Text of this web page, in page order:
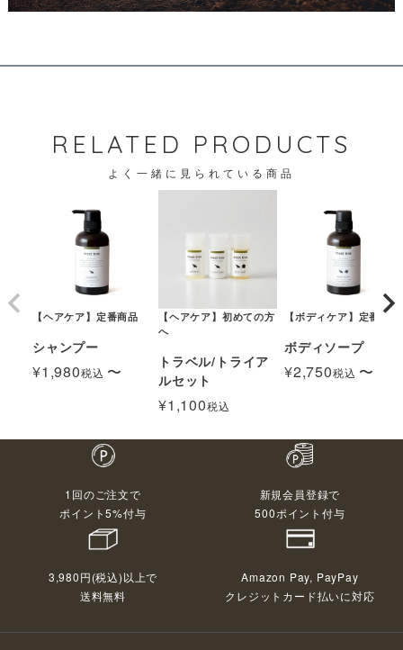
RELATED PRODUCTS
よく一緒に見られている商品
【ヘアケア】定番商品
シャンプー
¥1,980税込 〜
【ヘアケア】初めての方
へ
トラベル/トライア
ルセット
¥1,100税込
【ボディケア】定番商品
ボディソープ
¥2,750税込 〜
1回のご注文で
ポイント5%付与
新規会員登録で
500ポイント付与
3,980円(税込)以上で
送料無料
Amazon Pay, PayPay
クレジットカード払いに対応